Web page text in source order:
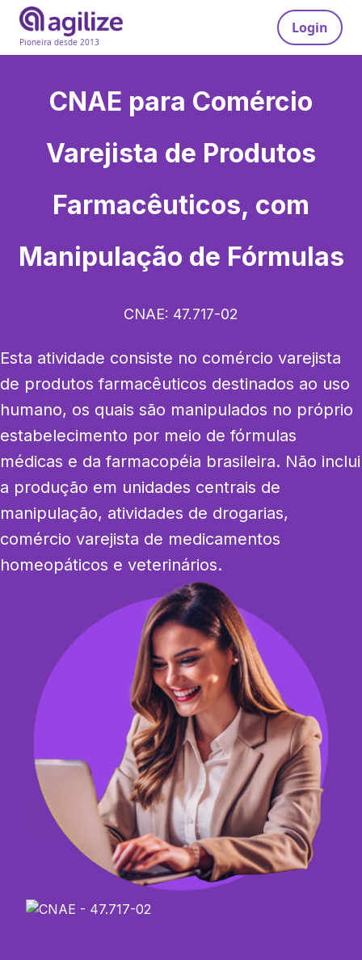
Pioneira desde 2013
Login
CNAE para Comércio
Varejista de Produtos
Farmacêuticos, com
Manipulação de Fórmulas
CNAE: 47.717-02
Esta atividade consiste no comércio varejista
de produtos farmacêuticos destinados ao uso
humano, os quais são manipulados no próprio
estabelecimento por meio de fórmulas
médicas e da farmacopéia brasileira. Não inclui
a produção em unidades centrais de
manipulação, atividades de drogarias,
comércio varejista de medicamentos
homeopáticos e veterinários.